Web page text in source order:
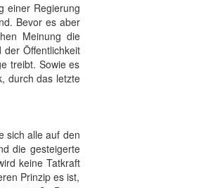
einer Regierung
Bevor es aber
Meinung die
Öffentlichkeit
treibt. Sowie es
durch das letzte
sich alle auf den
die gesteigerte
keine Tatkraft
Prinzip es ist,